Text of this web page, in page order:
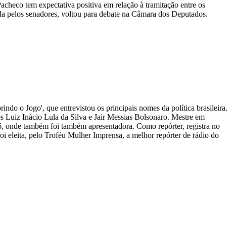
tem expectativa positiva em relação à tramitação entre os
senadores, voltou para debate na Câmara dos Deputados.
o Jogo', que entrevistou os principais nomes da política brasileira.
Luiz Inácio Lula da Silva e Jair Messias Bolsonaro. Mestre em
também foi também apresentadora. Como repórter, registra no
eleita, pelo Troféu Mulher Imprensa, a melhor repórter de rádio do